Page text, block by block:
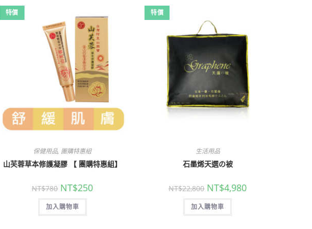
特價
保健用品, 團購特惠組
山芙蓉草本修護凝膠 【 團購特惠組】
NT$780 NT$250
加入購物車
特價
生活用品
石墨烯天選の被
NT$22,800 NT$4,980
加入購物車